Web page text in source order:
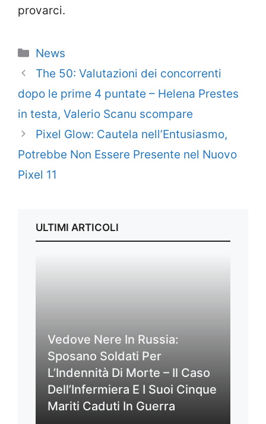
provarci.
Categorie
News
The 50: Valutazioni dei concorrenti
dopo le prime 4 puntate – Helena Prestes
in testa, Valerio Scanu scompare
Pixel Glow: Cautela nell’Entusiasmo,
Potrebbe Non Essere Presente nel Nuovo
Pixel 11
ULTIMI ARTICOLI
Vedove Nere In Russia:
Sposano Soldati Per
L’Indennità Di Morte – Il Caso
Dell’Infermiera E I Suoi Cinque
Mariti Caduti In Guerra